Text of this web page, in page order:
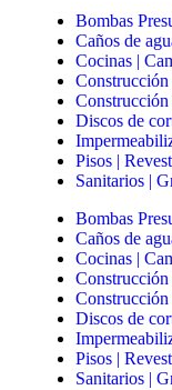
Bombas
Caños de
Cocinas |
Construcción
Discos de
Pisos |
Sanitarios |
Bombas
Caños de
Cocinas |
Construcción
Discos de
Pisos |
Sanitarios |